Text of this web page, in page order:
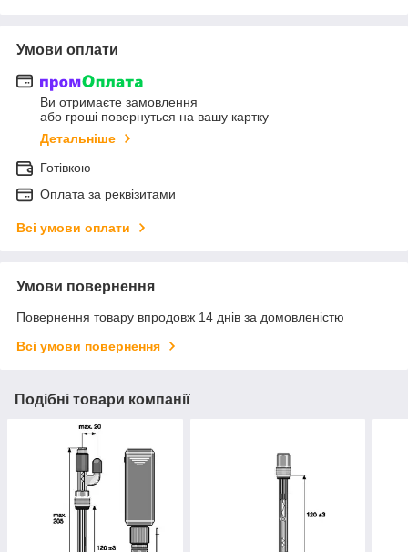
Умови оплати
Ви отримаєте замовлення
або гроші повернуться на вашу картку
Детальніше
Готівкою
Оплата за реквізитами
Всі умови оплати
Умови повернення
Повернення товару впродовж 14 днів за домовленістю
Всі умови повернення
Подібні товари компанії